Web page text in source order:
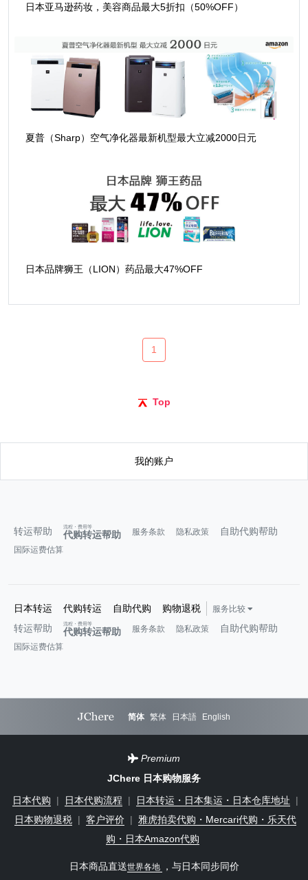
日本亚马逊药妆，美容商品最大5折扣（50%OFF）
夏普（Sharp）空气净化器最新机型最大立减2000日元
日本品牌狮王（LION）药品最大47%OFF
1
Top
我的账户
转运帮助 代购转运帮助
流程・费用等
服务条款 隐私政策 自助代购帮助
国际运费估算
日本转运 代购转运 自助代购 购物退税 服务比较
转运帮助 代购转运帮助
流程・费用等
服务条款 隐私政策 自助代购帮助
国际运费估算
简体 繁体 日本語 English
Premium
JChere 日本购物服务
日本代购
| 日本代购流程 | 日本转运・日本集运・日本仓库地址
|
日本购物退税 | 客户评价 | 雅虎拍卖代购・Mercari代购・乐天代
购・日本Amazon代购
日本商品直送世界各地 ，与日本同步同价